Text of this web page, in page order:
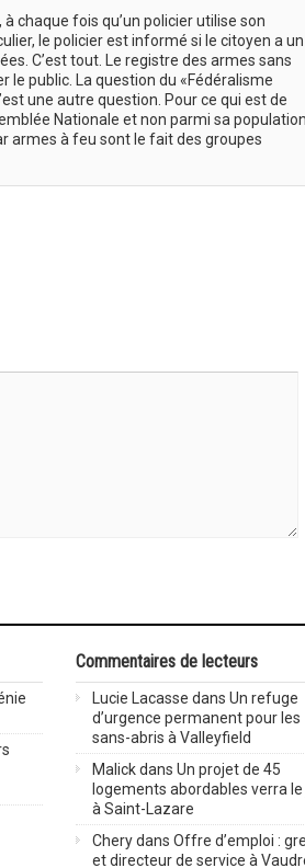
chaque fois qu’un policier utilise son
le policier est informé si le citoyen a un
C’est tout. Le registre des armes sans
public. La question du «Fédéralisme
une autre question. Pour ce qui est de
Nationale et non parmi sa population
armes à feu sont le fait des groupes
Commentaires de lecteurs
Lucie Lacasse dans Un refuge
d’urgence permanent pour les
sans-abris à Valleyfield
Malickdans Un projet de 45
logements abordables verra
à Saint-Lazare
Cherydans Offre d’emploi :
et directeur de service à